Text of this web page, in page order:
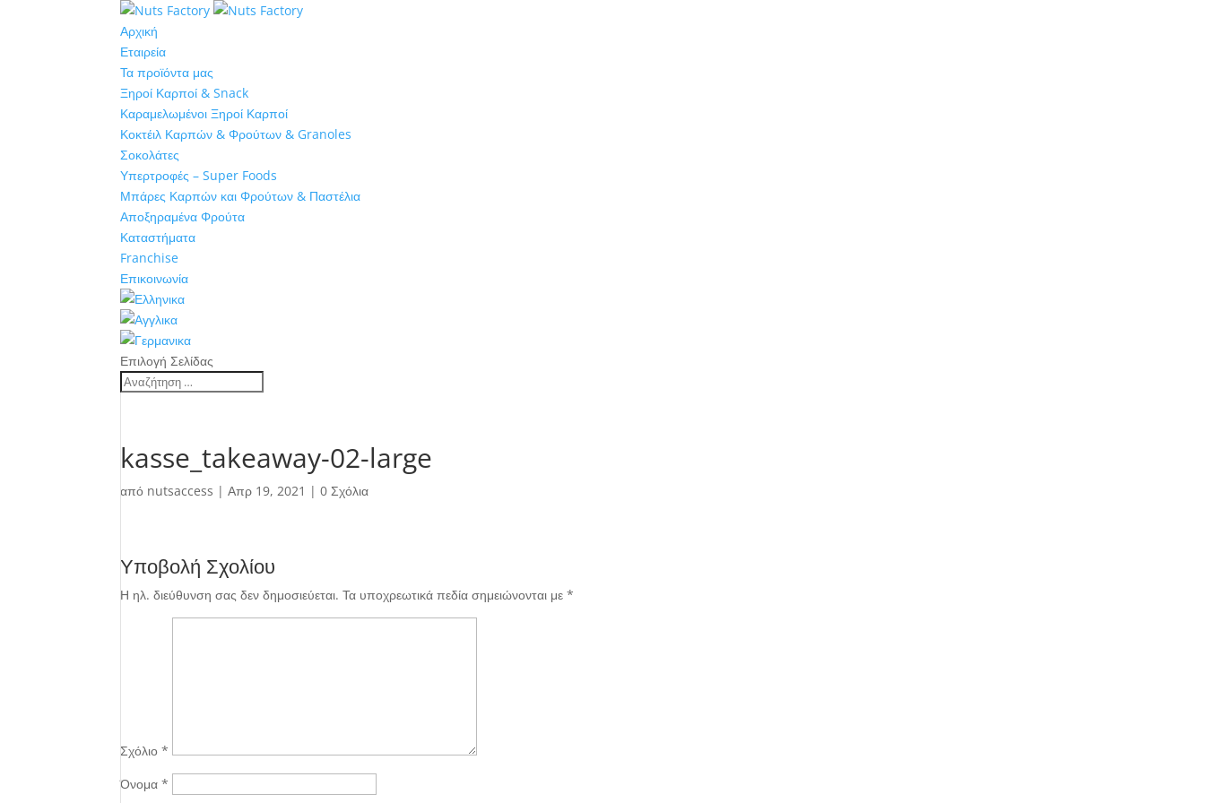
Αρχική
Εταιρεία
Τα προϊόντα μας
Ξηροί Καρποί & Snack
Καραμελωμένοι Ξηροί Καρποί
Κοκτέιλ Καρπών & Φρούτων & Granoles
Σοκολάτες
Υπερτροφές – Super Foods
Μπάρες Καρπών και Φρούτων & Παστέλια
Αποξηραμένα Φρούτα
Καταστήματα
Franchise
Επικοινωνία
Επιλογή Σελίδας
kasse_takeaway-02-large
από nutsaccess |Απρ 19, 2021 |0 Σχόλια
Υποβολή Σχολίου
Η ηλ. διεύθυνση σας δεν δημοσιεύεται. Τα υποχρεωτικά πεδία σημειώνονται με*
Σχόλιο*
Όνομα*